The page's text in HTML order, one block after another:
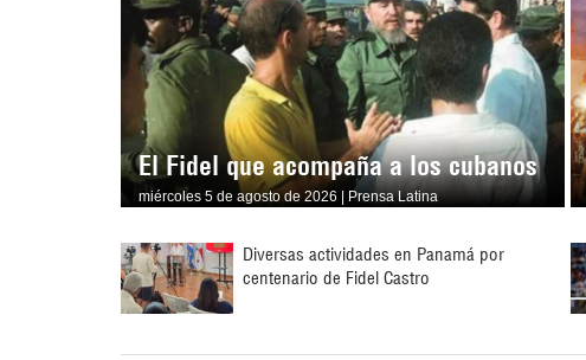
El Fidel que acompaña a los cubanos
miércoles 5 de agosto de 2026 | Prensa Latina
Diversas actividades en Panamá por
centenario de Fidel Castro